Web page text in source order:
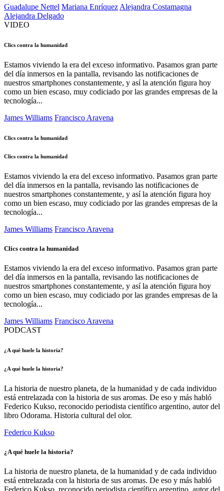
Guadalupe Nettel Mariana Enríquez Alejandra Costamagna
Alejandra Delgado
VIDEO
Clics contra la humanidad
Estamos viviendo la era del exceso informativo. Pasamos gran parte
del día inmersos en la pantalla, revisando las notificaciones de
nuestros smartphones constantemente, y así la atención figura hoy
como un bien escaso, muy codiciado por las grandes empresas de la
tecnología...
James Williams Francisco Aravena
Clics contra la humanidad
Clics contra la humanidad
Estamos viviendo la era del exceso informativo. Pasamos gran parte
del día inmersos en la pantalla, revisando las notificaciones de
nuestros smartphones constantemente, y así la atención figura hoy
como un bien escaso, muy codiciado por las grandes empresas de la
tecnología...
James Williams Francisco Aravena
Clics contra la humanidad
Estamos viviendo la era del exceso informativo. Pasamos gran parte
del día inmersos en la pantalla, revisando las notificaciones de
nuestros smartphones constantemente, y así la atención figura hoy
como un bien escaso, muy codiciado por las grandes empresas de la
tecnología...
James Williams Francisco Aravena
PODCAST
¿A qué huele la historia?
¿A qué huele la historia?
La historia de nuestro planeta, de la humanidad y de cada individuo
está entrelazada con la historia de sus aromas. De eso y más habló
Federico Kukso, reconocido periodista científico argentino, autor del
libro Odorama. Historia cultural del olor.
Federico Kukso
¿A qué huele la historia?
La historia de nuestro planeta, de la humanidad y de cada individuo
está entrelazada con la historia de sus aromas. De eso y más habló